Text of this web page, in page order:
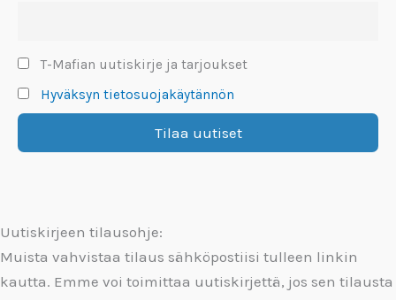
T-Mafian uutiskirje ja tarjoukset
Hyväksyn tietosuojakäytännön
Uutiskirjeen tilausohje:
Muista vahvistaa tilaus sähköpostiisi tulleen linkin
kautta. Emme voi toimittaa uutiskirjettä, jos sen tilausta